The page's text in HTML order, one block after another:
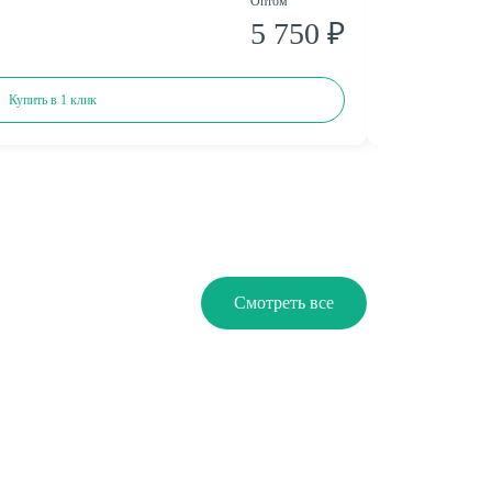
5 750 ₽
Купить в 1 клик
Смотреть все